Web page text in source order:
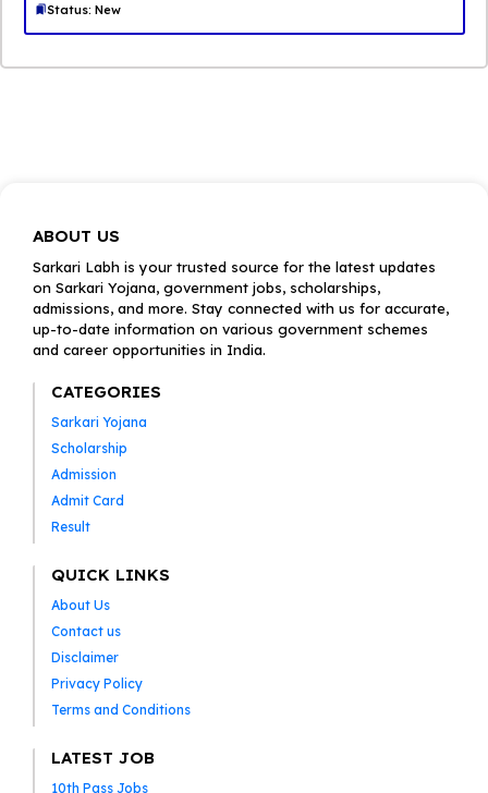
Status: New
ABOUT US
Sarkari Labh is your trusted source for the latest updates
on Sarkari Yojana, government jobs, scholarships,
admissions, and more. Stay connected with us for accurate,
up-to-date information on various government schemes
and career opportunities in India.
CATEGORIES
Sarkari Yojana
Scholarship
Admission
Admit Card
Result
QUICK LINKS
About Us
Contact us
Disclaimer
Privacy Policy
Terms and Conditions
LATEST JOB
10th Pass Jobs